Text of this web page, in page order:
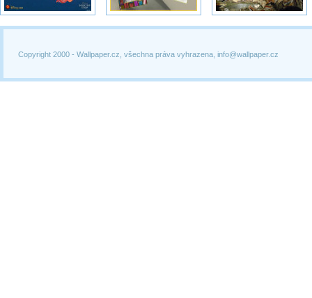
Copyright 2000 - Wallpaper.cz, všechna práva vyhrazena, info@wallpaper.cz